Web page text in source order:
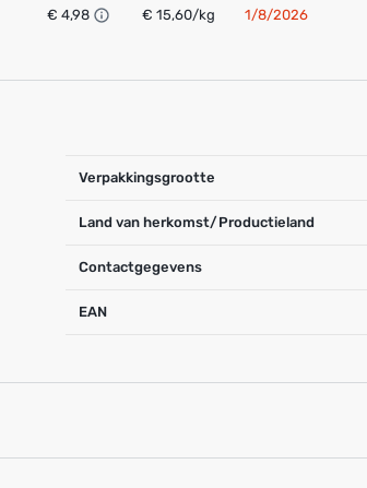
€ 4,98
€ 15,60/kg
1/8/2026
Verpakkingsgrootte
Land van herkomst/Productieland
Contactgegevens
EAN